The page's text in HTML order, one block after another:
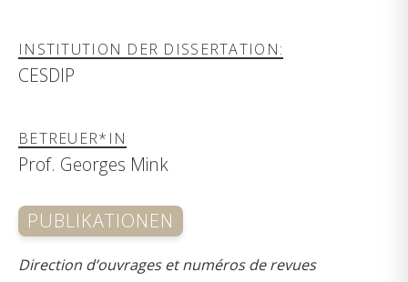
INSTITUTION DER DISSERTATION:
CESDIP
BETREUER*IN
Prof. Georges Mink
PUBLIKATIONEN
Direction d’ouvrages et numéros de revues